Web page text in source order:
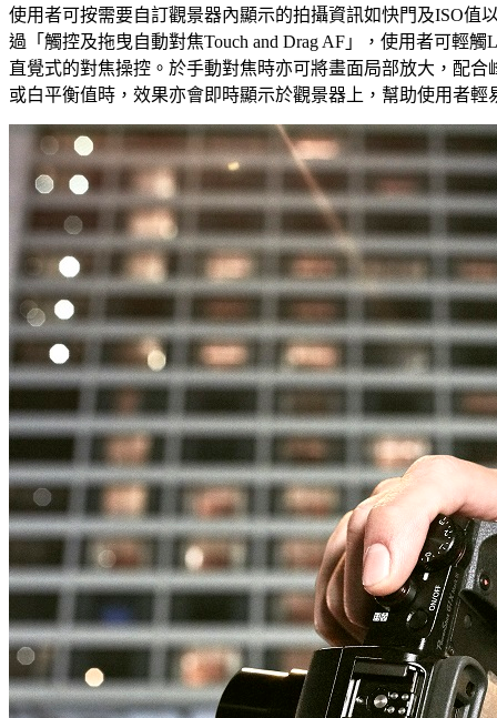
使用者可按需要自訂觀景器內顯示的拍攝資訊如快門及ISO值
過「觸控及拖曳自動對焦Touch and Drag AF」，使用者可輕
直覺式的對焦操控。於手動對焦時亦可將畫面局部放大，配
或白平衡值時，效果亦會即時顯示於觀景器上，幫助使用者輕